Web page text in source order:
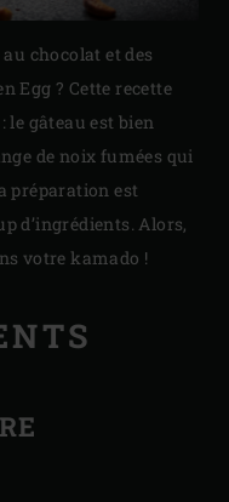
chocolat et des
Egg ? Cette recette
le gâteau est bien
de noix fumées qui
préparation est
d’ingrédients. Alors,
votre kamado !